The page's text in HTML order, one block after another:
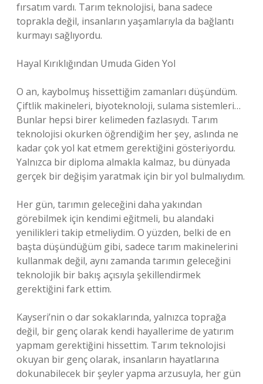
fırsatım vardı. Tarım teknolojisi, bana sadece
toprakla değil, insanların yaşamlarıyla da bağlantı
kurmayı sağlıyordu.
Hayal Kırıklığından Umuda Giden Yol
O an, kaybolmuş hissettiğim zamanları düşündüm.
Çiftlik makineleri, biyoteknoloji, sulama sistemleri…
Bunlar hepsi birer kelimeden fazlasıydı. Tarım
teknolojisi okurken öğrendiğim her şey, aslında ne
kadar çok yol kat etmem gerektiğini gösteriyordu.
Yalnızca bir diploma almakla kalmaz, bu dünyada
gerçek bir değişim yaratmak için bir yol bulmalıydım.
Her gün, tarımın geleceğini daha yakından
görebilmek için kendimi eğitmeli, bu alandaki
yenilikleri takip etmeliydim. O yüzden, belki de en
başta düşündüğüm gibi, sadece tarım makinelerini
kullanmak değil, aynı zamanda tarımın geleceğini
teknolojik bir bakış açısıyla şekillendirmek
gerektiğini fark ettim.
Kayseri’nin o dar sokaklarında, yalnızca toprağa
değil, bir genç olarak kendi hayallerime de yatırım
yapmam gerektiğini hissettim. Tarım teknolojisi
okuyan bir genç olarak, insanların hayatlarına
dokunabilecek bir şeyler yapma arzusuyla, her gün